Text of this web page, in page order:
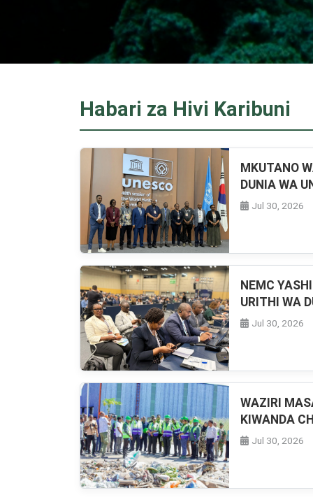
Habari za Hivi Karibuni
MKUTANO
DUNIA WA
Jul 30, 2026
NEMC
URITHI WA
Jul 30, 2026
WAZIRI
KIWANDA
Jul 30, 2026